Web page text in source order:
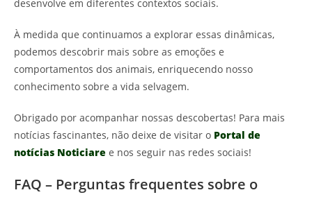
desenvolve em diferentes contextos sociais.
À medida que continuamos a explorar essas dinâmicas,
podemos descobrir mais sobre as emoções e
comportamentos dos animais, enriquecendo nosso
conhecimento sobre a vida selvagem.
Obrigado por acompanhar nossas descobertas! Para mais
notícias fascinantes, não deixe de visitar o Portal de
notícias Noticiare e nos seguir nas redes sociais!
FAQ – Perguntas frequentes sobre o